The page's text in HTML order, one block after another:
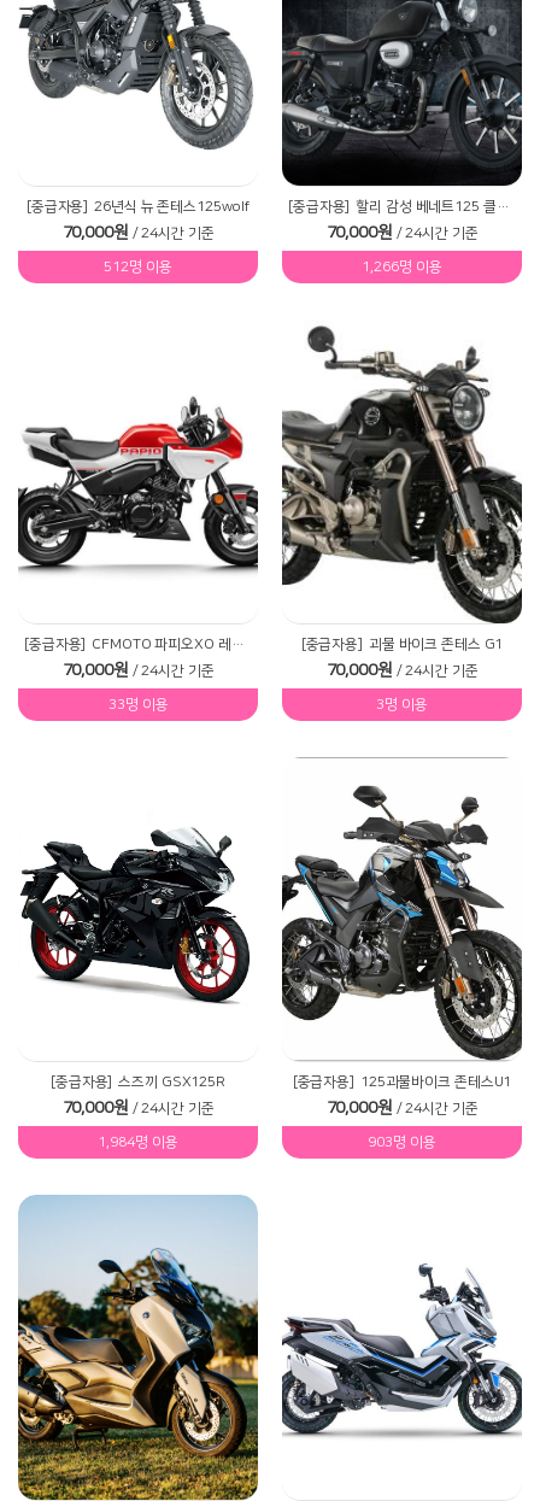
[중급자용] 26년식 뉴 존테스125wolf
70,000원 / 24시간 기준
512명 이용
[중급자용] 할리 감성 베네트125 클래식 바이크
70,000원 / 24시간 기준
1,266명 이용
[중급자용] CFMOTO 파피오XO 레이서
70,000원 / 24시간 기준
33명 이용
[중급자용] 괴물 바이크 존테스 G1
70,000원 / 24시간 기준
3명 이용
[중급자용] 스즈끼 GSX125R
70,000원 / 24시간 기준
1,984명 이용
[중급자용] 125괴물바이크 존테스U1
70,000원 / 24시간 기준
903명 이용